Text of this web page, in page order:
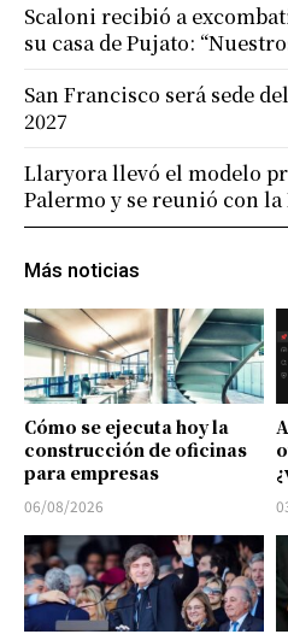
Más noticias
Cómo se ejecuta hoy la
construcción de oficinas
para empresas
06/08/2026
Scaloni recibió a
su casa de Pujato:
San Francisco será sede
2027
Llaryora llevó el modelo
Palermo y se reunió con la